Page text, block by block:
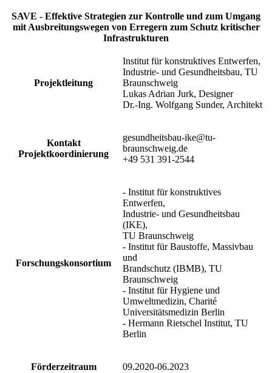
SAVE - Effektive Strategien zur Kontrolle und zum Umgang
mit Ausbreitungswegen von Erregern zum Schutz kritischer
Infrastrukturen
Projektleitung
Institut für konstruktives Entwerfen,
Industrie- und Gesundheitsbau, TU
Braunschweig
Lukas Adrian Jurk, Designer
Dr.-Ing. Wolfgang Sunder, Architekt
Kontakt
Projektkoordinierung
gesundheitsbau-ike@tu-
braunschweig.de
+49 531 391-2544
Forschungskonsortium
- Institut für konstruktives
Entwerfen,
Industrie- und Gesundheitsbau
(IKE),
TU Braunschweig
- Institut für Baustoffe, Massivbau
und
Brandschutz (IBMB), TU
Braunschweig
- Institut für Hygiene und
Umweltmedizin, Charité
Universitätsmedizin Berlin
- Hermann Rietschel Institut, TU
Berlin
Förderzeitraum 09.2020-06.2023